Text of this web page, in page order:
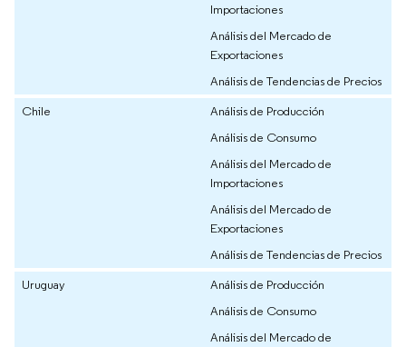
Importaciones
Análisis del Mercado de
Exportaciones
Análisis de Tendencias de Precios
Chile
Análisis de Producción
Análisis de Consumo
Análisis del Mercado de
Importaciones
Análisis del Mercado de
Exportaciones
Análisis de Tendencias de Precios
Uruguay
Análisis de Producción
Análisis de Consumo
Análisis del Mercado de